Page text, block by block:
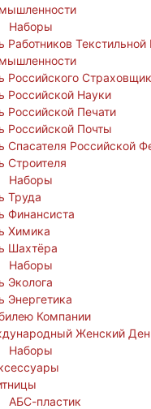
Наборы
Работников
Российского
Российской Науки
Российской Печати
Российской Почты
Спасателя Российской
Строителя
Наборы
Труда
Финансиста
Химика
Шахтёра
Наборы
Эколога
Энергетика
Компании
Женский
Наборы
АБС-пластик